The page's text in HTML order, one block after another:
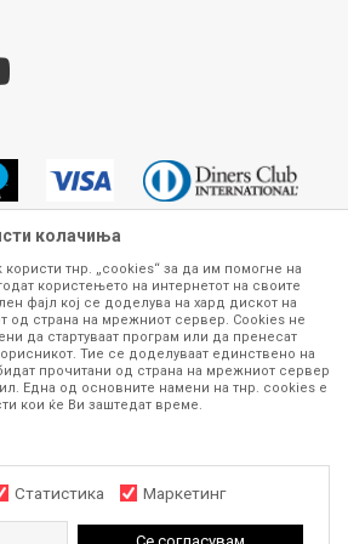
производи
производите кои се изложени на нашата
да бидат конкретни, точни и прецизни,
дека се без ниту една грешка или
во моментот се достапни на залиха.
приказ на производот. Доколку
на производ или рефундација, процедурата
телефонскиот број 070 275 363 или на е-
одпонеделник до петок (08-16ч)
и сабота (10-15ч)
колачиња
тнр. „cookies“ за да им помогне на
користењето на интернетот на своите
фајл кој се доделува на хард дискот на
од страна на мрежниот сервер. Cookies не
да стартуваат програм или да пренесат
Тие се доделуваат единствено на
прочитани од страна на мрежниот сервер
Една од основните намени на тнр. сookies е
кои ќе Ви заштедат време.
Статистика Маркетинг